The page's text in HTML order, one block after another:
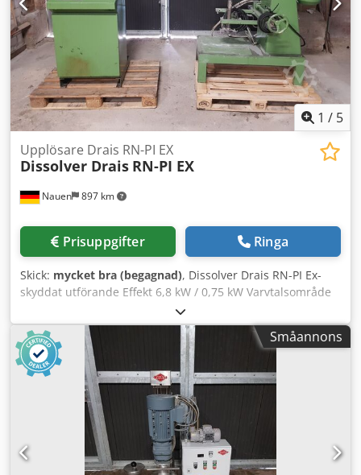
1 / 5
Nauen 897 km
Upplösare Drais RN-PI EX
Dissolver Drais RN-PI EX
Prisuppgifter Ringa
Skick: mycket bra (begagnad), Dissolver Drais RN-PI Ex-
skyddat utförande Effekt 6,8 kW / 0,75 kW Varvtalsområde
0–4000 varv/min Tandad skiva 20 cm Dsdoh U R S Aspfx
Aifokr Mycket gott skick, direkt från produktionen!
Småannons